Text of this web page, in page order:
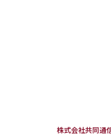
株式会社共同通